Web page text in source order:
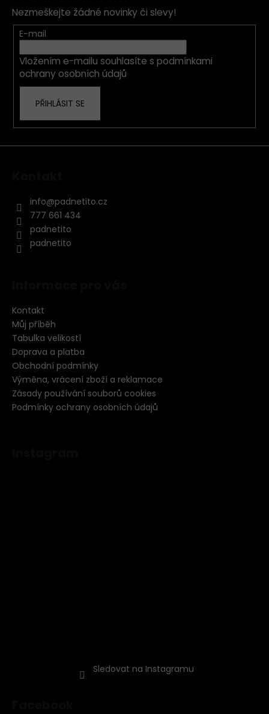
Nezmeškejte žádné novinky či slevy!
E-mail
Vložením e-mailu souhlasíte s podmínkami
ochrany osobních údajů
PŘIHLÁSIT SE
info@padnetito.cz
777 661 434
padnetito
padnetito
Kontakt
Můj příběh
Tabulka velikostí
Doprava a platba
Obchodní podmínky
Výměna, vrácení zboží a reklamace
Zásady používání souborů cookies
Podmínky ochrany osobních údajů
Sledovat na Instagramu